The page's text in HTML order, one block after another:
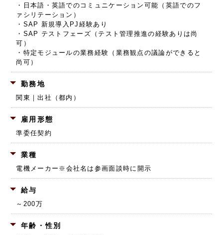
・日本語・英語でのコミュニケーション可能（英語でのフ
ァシリテーション）
・SAP 新規導入PJ経験あり
・SAP テストフェーズ（テスト管理推進の経験ありは尚
可）
・特定モジュールの業務経験（業務観点の議論ができると
尚可）
勤務地
関東｜出社（都内）
雇用形態
準委任契約
業種
電機メーカー ※会社名は参画面談時に開示
給与
～200万
年齢・性別